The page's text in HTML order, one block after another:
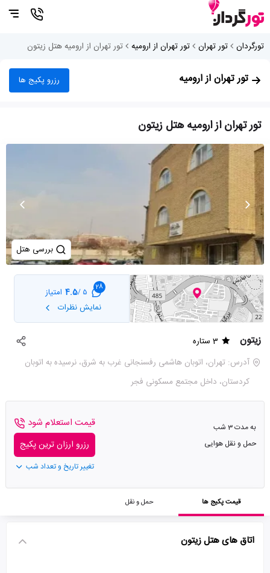
تورگردان تور تهران تور تهران از ارومیه تور تهران از ارومیه هتل زیتون
تور تهران از ارومیه رزرو پکیج ها
تور تهران از ارومیه هتل زیتون
بررسی هتل
28
5 /
4.5 امتیاز
نمایش نظرات
زیتون
3 ستاره
آدرس: تهران، اتوبان هاشمی رفسنجانی غرب به شرق، نرسیده به اتوبان
کردستان، داخل مجتمع مسکونی فجر
به مدت 3 شب
حمل و نقل هوایی
قیمت استعلام شود
رزرو ارزان ترین پکیج
تغییر تاریخ و تعداد شب
قیمت پکیج ها حمل و نقل
اتاق های هتل زیتون